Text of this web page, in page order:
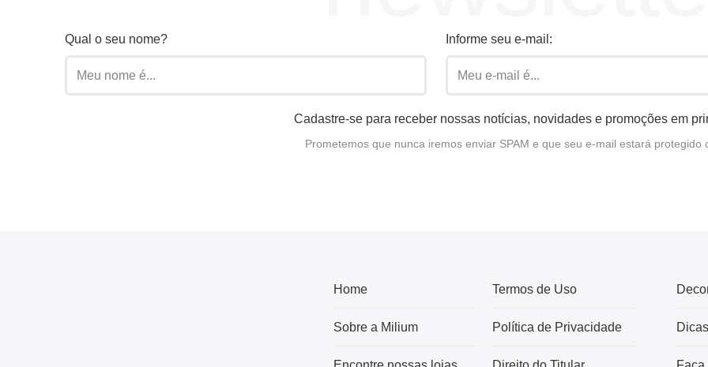
Qual o seu nome? Informe seu e-mail:
Cadastre-se para receber nossas notícias, novidades e promoções em
Prometemos que nunca iremos enviar SPAM e que seu e-mail estará protegido
Home
Sobre a Milium
Termos de Uso
Política de Privacidade Dicas